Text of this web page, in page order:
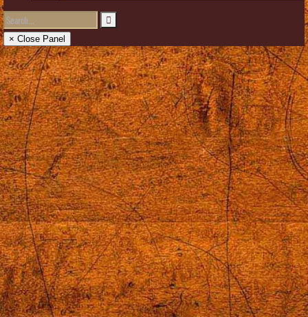
× Close Panel